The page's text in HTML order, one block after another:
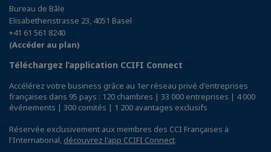
Bureau de Bâle
Elisabethenstrasse 23, 4051 Basel
+41 61 561 8240
(Accéder au plan)
Téléchargez l’application CCIFI Connect
Accélérez votre business grâce au 1er réseau privé d'entreprises
françaises dans 95 pays : 120 chambres | 33 000 entreprises | 4 000
événements | 300 comités | 1 200 avantages exclusifs
Réservée exclusivement aux membres des CCI Françaises à
l'International, découvrez l'app CCIFI Connect.